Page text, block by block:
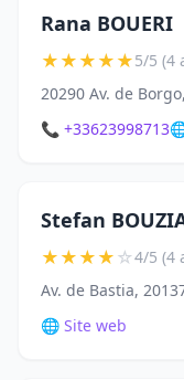
Rana BOUERI
★★★★★5/5 (4
20290 Av. de
📞 +33623998713
Stefan
★★★★☆4/5 (4
Av. de Bastia,
🌐 Site web